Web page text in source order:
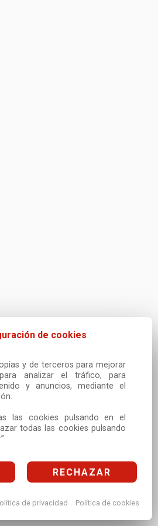
de cookies
y de terceros para mejorar
analizar el tráfico, para
y anuncios, mediante el
las cookies pulsando en el
todas las cookies pulsando
RECHAZAR
de privacidad Política de cookies